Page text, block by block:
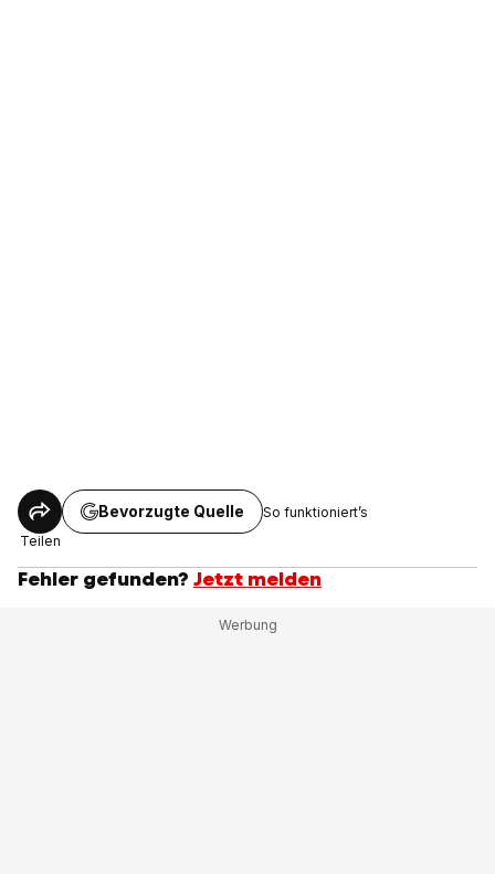
Teilen
Bevorzugte Quelle So funktioniert’s
Fehler gefunden? Jetzt melden